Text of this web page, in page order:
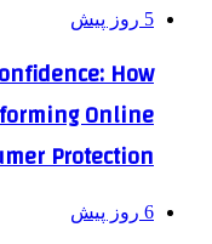
5 روز پیش
How
Online
Protection
6 روز پیش